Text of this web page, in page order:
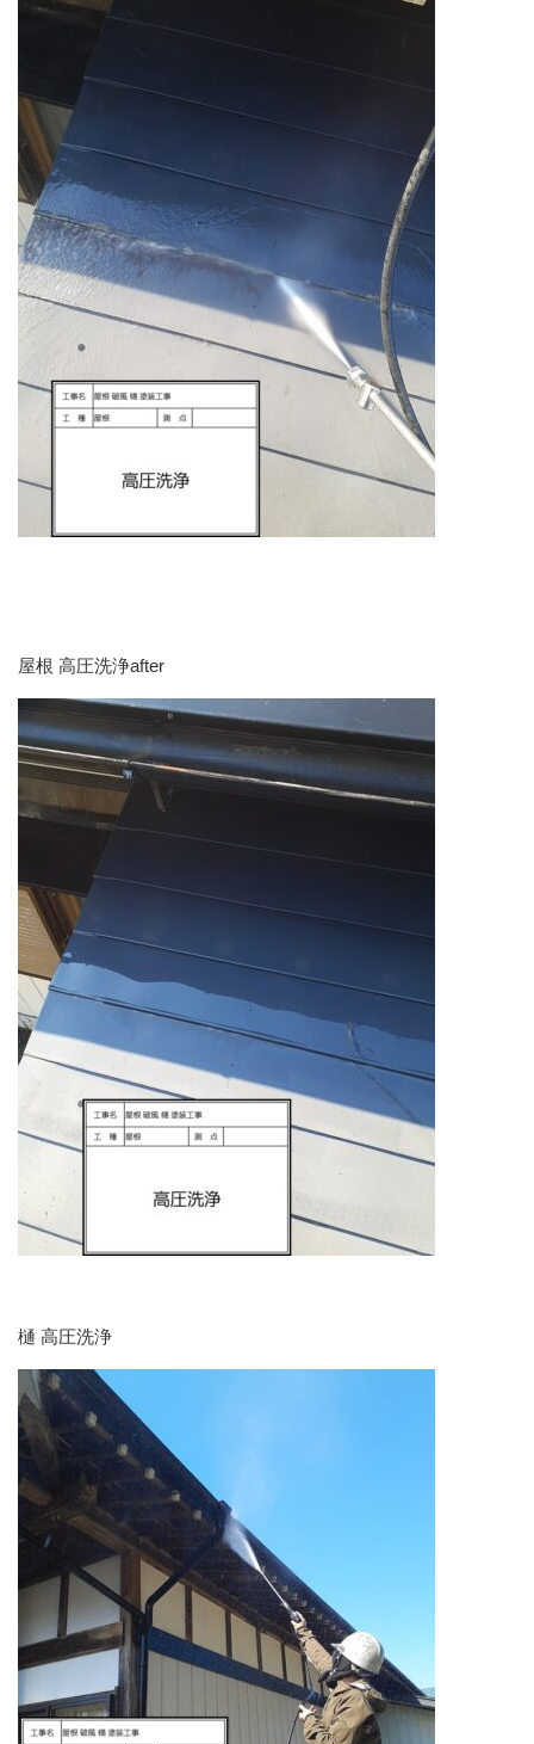
屋根 高圧洗浄after
樋 高圧洗浄